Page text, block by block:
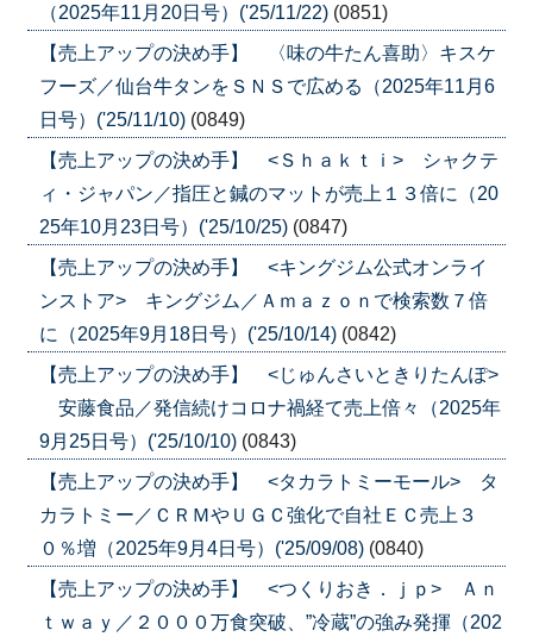
（2025年11月20日号）('25/11/22) (0851)
【売上アップの決め手】 〈味の牛たん喜助〉キスケ
フーズ／仙台牛タンをＳＮＳで広める（2025年11月6
日号）('25/11/10) (0849)
【売上アップの決め手】 <Ｓｈａｋｔｉ> シャクテ
ィ・ジャパン／指圧と鍼のマットが売上１３倍に（20
25年10月23日号）('25/10/25) (0847)
【売上アップの決め手】 <キングジム公式オンライ
ンストア> キングジム／Ａｍａｚｏｎで検索数７倍
に（2025年9月18日号）('25/10/14) (0842)
【売上アップの決め手】 <じゅんさいときりたんぽ>
安藤食品／発信続けコロナ禍経て売上倍々（2025年
9月25日号）('25/10/10) (0843)
【売上アップの決め手】 <タカラトミーモール> タ
カラトミー／ＣＲＭやＵＧＣ強化で自社ＥＣ売上３
０％増（2025年9月4日号）('25/09/08) (0840)
【売上アップの決め手】 <つくりおき．ｊｐ> Ａｎ
ｔｗａｙ／２０００万食突破、”冷蔵”の強み発揮（202